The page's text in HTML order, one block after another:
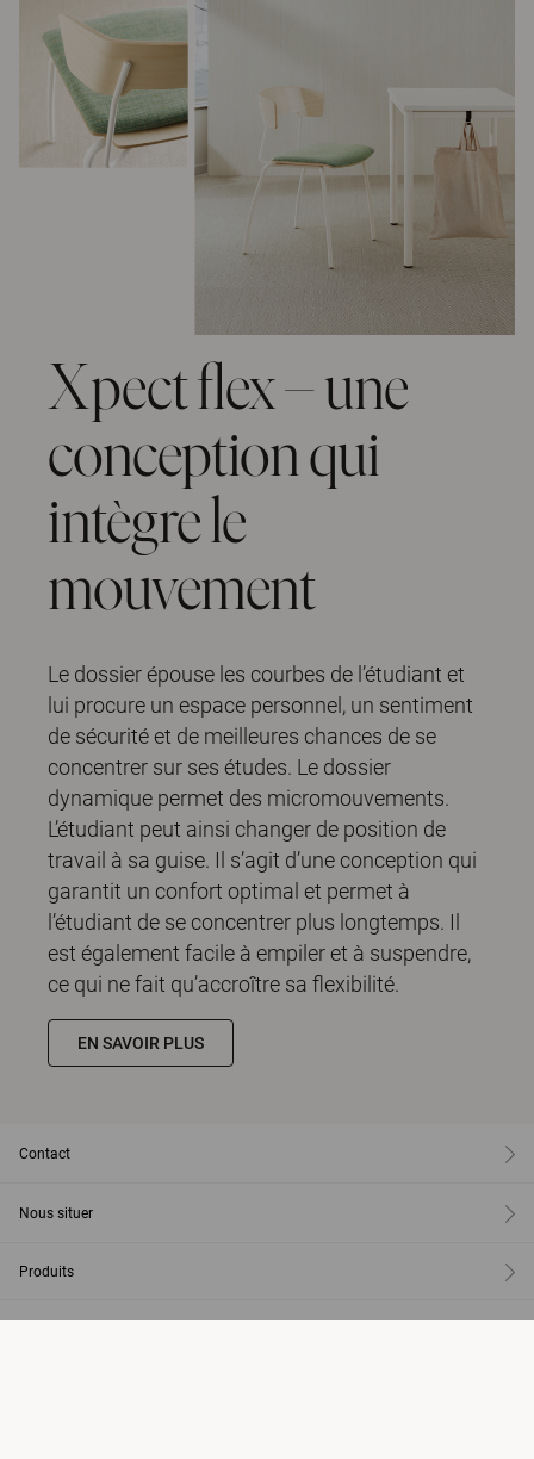
Xpect flex – une
conception qui
intègre le
mouvement
Le dossier épouse les courbes de l’étudiant et
lui procure un espace personnel, un sentiment
de sécurité et de meilleures chances de se
concentrer sur ses études. Le dossier
dynamique permet des micromouvements.
L’étudiant peut ainsi changer de position de
travail à sa guise. Il s’agit d’une conception qui
garantit un confort optimal et permet à
l’étudiant de se concentrer plus longtemps. Il
est également facile à empiler et à suspendre,
ce qui ne fait qu’accroître sa flexibilité.
EN SAVOIR PLUS
Contact
Nous situer
Produits